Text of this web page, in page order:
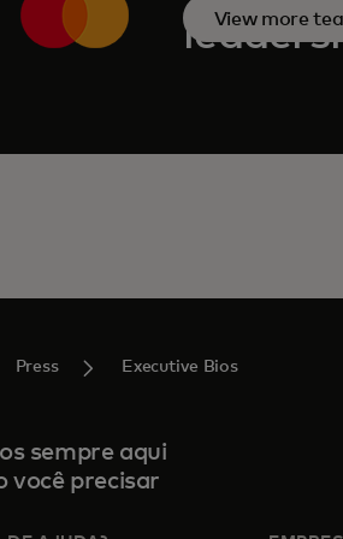
View more
Press Executive Bios
sempre aqui
você precisar